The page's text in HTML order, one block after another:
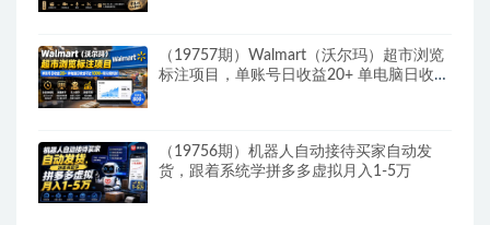
（19757期）Walmart（沃尔玛）超市浏览
标注项目，单账号日收益20+ 单电脑日收益
（19756期）机器人自动接待买家自动发
货，跟着系统学拼多多虚拟月入1-5万